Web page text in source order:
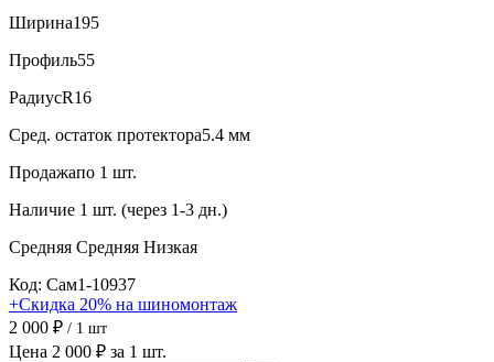
Ширина195
Профиль55
РадиусR16
Сред. остаток протектора5.4 мм
Продажапо 1 шт.
Наличие 1 шт. (через 1-3 дн.)
Средняя Средняя Низкая
Код: Сам1-10937
+Скидка 20% на шиномонтаж
2 000 ₽ / 1 шт
Цена 2 000 ₽ за 1 шт.